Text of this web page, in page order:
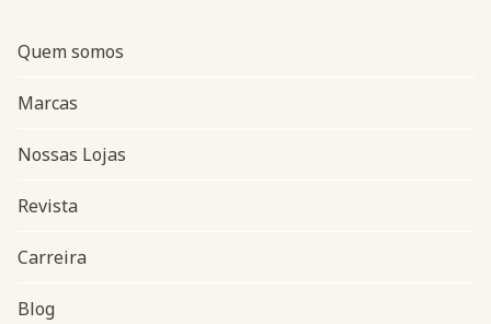
Navegação do rodapé
Quem somos
Marcas
Nossas Lojas
Revista
Carreira
Blog